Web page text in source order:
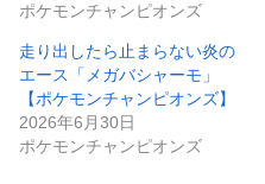
ポケモンチャンピオンズ
走り出したら止まらない炎の
エース「メガバシャーモ」
【ポケモンチャンピオンズ】
2026年6月30日
ポケモンチャンピオンズ